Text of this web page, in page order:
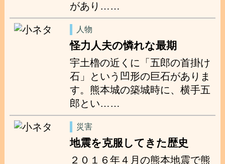
があり……
人物
怪力人夫の憐れな最期
宇土櫓の近くに「五郎の首掛け
石」という凹形の巨石がありま
す。熊本城の築城時に、横手五
郎とい……
災害
地震を克服してきた歴史
２０１６年４月の熊本地震で熊